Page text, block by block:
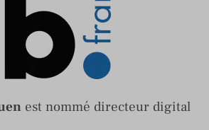
est nommé directeur digital